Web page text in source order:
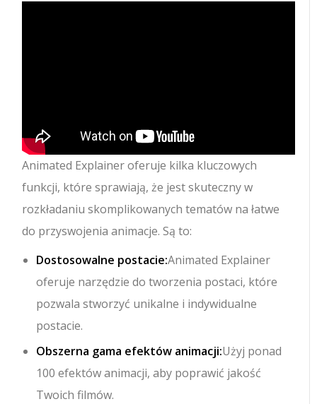
Animated Explainer oferuje kilka kluczowych
funkcji, które sprawiają, że jest skuteczny w
rozkładaniu skomplikowanych tematów na łatwe
do przyswojenia animacje. Są to:
Dostosowalne postacie:Animated Explainer
oferuje narzędzie do tworzenia postaci, które
pozwala stworzyć unikalne i indywidualne
postacie.
Obszerna gama efektów animacji:Użyj ponad
100 efektów animacji, aby poprawić jakość
Twoich filmów.